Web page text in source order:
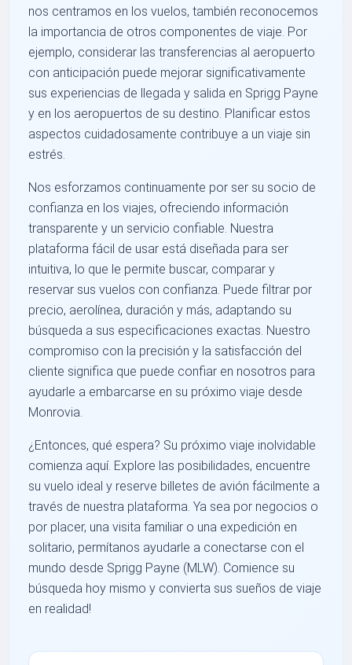
nos centramos en los vuelos, también reconocemos
la importancia de otros componentes de viaje. Por
ejemplo, considerar las transferencias al aeropuerto
con anticipación puede mejorar significativamente
sus experiencias de llegada y salida en Sprigg Payne
y en los aeropuertos de su destino. Planificar estos
aspectos cuidadosamente contribuye a un viaje sin
estrés.
Nos esforzamos continuamente por ser su socio de
confianza en los viajes, ofreciendo información
transparente y un servicio confiable. Nuestra
plataforma fácil de usar está diseñada para ser
intuitiva, lo que le permite buscar, comparar y
reservar sus vuelos con confianza. Puede filtrar por
precio, aerolínea, duración y más, adaptando su
búsqueda a sus especificaciones exactas. Nuestro
compromiso con la precisión y la satisfacción del
cliente significa que puede confiar en nosotros para
ayudarle a embarcarse en su próximo viaje desde
Monrovia.
¿Entonces, qué espera? Su próximo viaje inolvidable
comienza aquí. Explore las posibilidades, encuentre
su vuelo ideal y reserve billetes de avión fácilmente a
través de nuestra plataforma. Ya sea por negocios o
por placer, una visita familiar o una expedición en
solitario, permítanos ayudarle a conectarse con el
mundo desde Sprigg Payne (MLW). Comience su
búsqueda hoy mismo y convierta sus sueños de viaje
en realidad!